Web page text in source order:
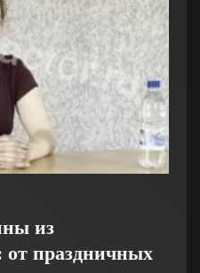
из
от праздничных